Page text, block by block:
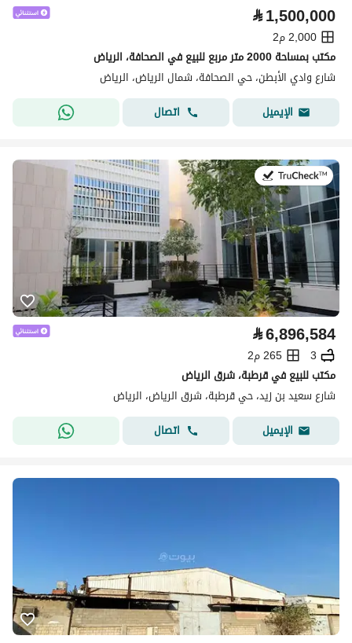
⃁1,500,000
2,000 م2
مكتب بمساحة 2000 متر مربع للبيع في الصحافة، الرياض
شارع وادي الأبطن، حي الصحافة، شمال الرياض، الرياض
الإيميل
اتصال
في:1 أغسطس 2026
⃁6,896,584
3
265 م2
مكتب للبيع في قرطبة، شرق الرياض
شارع سعيد بن زيد، حي قرطبة، شرق الرياض، الرياض
الإيميل
اتصال